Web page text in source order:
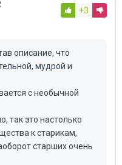
+3
описание, что
мудрой и
с необычной
так это настолько
к старикам,
старших очень